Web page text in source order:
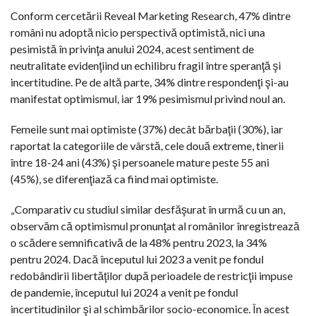
Conform cercetării Reveal Marketing Research, 47% dintre
români nu adoptă nicio perspectivă optimistă, nici una
pesimistă în privinţa anului 2024, acest sentiment de
neutralitate evidenţiind un echilibru fragil între speranţă şi
incertitudine. Pe de altă parte, 34% dintre respondenţi şi-au
manifestat optimismul, iar 19% pesimismul privind noul an.
Femeile sunt mai optimiste (37%) decât bărbaţii (30%), iar
raportat la categoriile de vârstă, cele două extreme, tinerii
între 18-24 ani (43%) şi persoanele mature peste 55 ani
(45%), se diferenţiază ca fiind mai optimiste.
„Comparativ cu studiul similar desfăşurat în urmă cu un an,
observăm că optimismul pronunţat al românilor înregistrează
o scădere semnificativă de la 48% pentru 2023, la 34%
pentru 2024. Dacă începutul lui 2023 a venit pe fondul
redobândirii libertăţilor după perioadele de restricţii impuse
de pandemie, începutul lui 2024 a venit pe fondul
incertitudinilor şi al schimbărilor socio-economice. În acest